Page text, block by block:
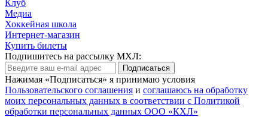
Клуб
Медиа
Хоккейная школа
Интернет-магазин
Купить билеты
Подпишитесь на рассылку МХЛ:
Подписаться
Нажимая «Подписаться» я принимаю условия
Пользовательского соглашения и соглашаюсь на обработку
моих персональных данных в соответствии с Политикой
обработки персональных данных ООО «КХЛ»